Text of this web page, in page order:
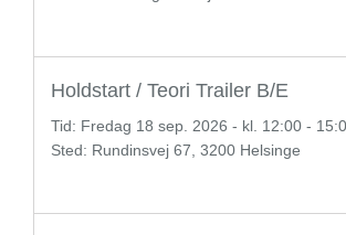
Holdstart / Teori Trailer B/E
Tid: Fredag 18 sep. 2026 - kl. 12:00 -
Sted: Rundinsvej 67, 3200 Helsinge